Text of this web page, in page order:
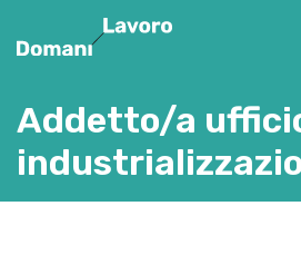
Addetto/a